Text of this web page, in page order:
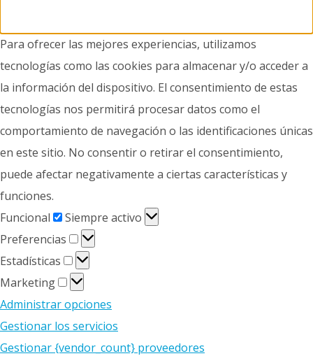
Para ofrecer las mejores experiencias, utilizamos
tecnologías como las cookies para almacenar y/o acceder a
la información del dispositivo. El consentimiento de estas
tecnologías nos permitirá procesar datos como el
comportamiento de navegación o las identificaciones únicas
en este sitio. No consentir o retirar el consentimiento,
puede afectar negativamente a ciertas características y
funciones.
Funcional
Funcional
Siempre activo
Preferencias
Preferencias
Estadísticas
Estadísticas
Marketing
Marketing
Administrar opciones
Gestionar los servicios
Gestionar {vendor_count} proveedores